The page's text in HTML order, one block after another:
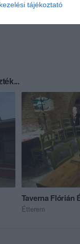
tájékoztató
Taverna Flórián
Étterem